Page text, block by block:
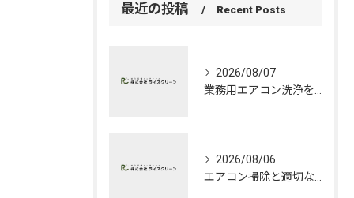
最近の投稿 Recent Posts
2026/08/07
2026/08/06